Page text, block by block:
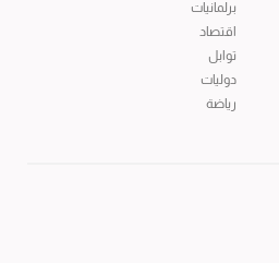
برلمانيات
اقتصاد
توابل
دوليات
رياضة